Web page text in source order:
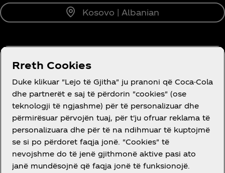
Kosovo | Albanian
RRETH NESH
DO NDIHMË?
Rreth Cookies
Duke klikuar "Lejo të Gjitha" ju pranoni që Coca-Cola
dhe partnerët e saj të përdorin "cookies" (ose
teknologji të ngjashme) për të personalizuar dhe
përmirësuar përvojën tuaj, për t'ju ofruar reklama të
personalizuara dhe për të na ndihmuar të kuptojmë
se si po përdoret faqja jonë. "Cookies" të
nevojshme do të jenë gjithmonë aktive pasi ato
janë mundësojnë që faqja jonë të funksionojë.